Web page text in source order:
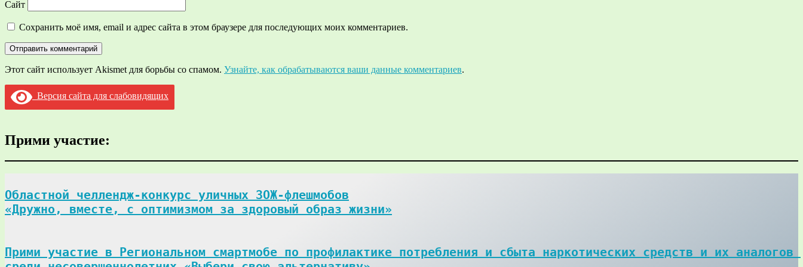
Сайт
Сохранить моё имя, email и адрес сайта в этом браузере для последующих моих комментариев.
Этот сайт использует Akismet для борьбы со спамом. Узнайте, как обрабатываются ваши данные комментариев.
Версия сайта для слабовидящих
Прими участие:
Областной челлендж-конкурс уличных ЗОЖ-флешмобов
«Дружно, вместе, с оптимизмом за здоровый образ жизни»
Прими участие в Региональном смартмобе по профилактике потребления и сбыта наркотических средств и их аналогов